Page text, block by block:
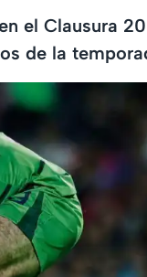
el Clausura
de la